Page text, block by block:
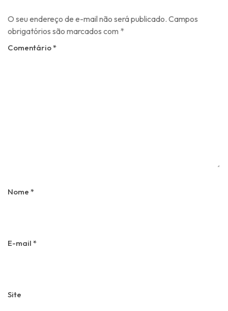
O seu endereço de e-mail não será publicado. Campos
obrigatórios são marcados com *
Comentário*
Nome *
E-mail *
Site